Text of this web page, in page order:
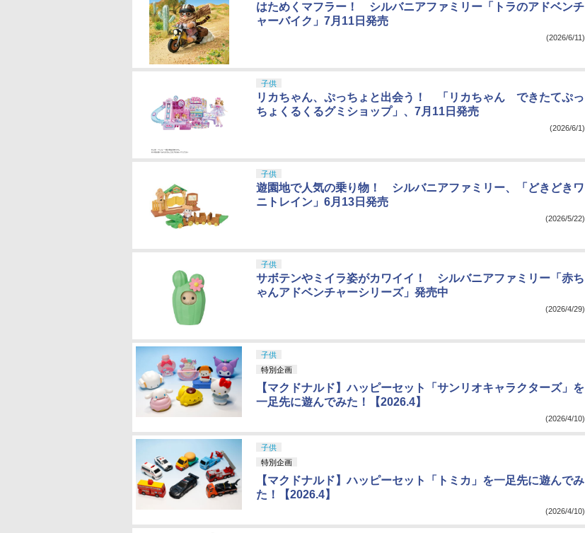
はためくマフラー！ シルバニアファミリー「トラのアドベンチ
ャーバイク」7月11日発売
(2026/6/11)
子供
リカちゃん、ぷっちょと出会う！ 「リカちゃん できたてぷっ
ちょくるくるグミショップ」、7月11日発売
(2026/6/1)
子供
遊園地で人気の乗り物！ シルバニアファミリー、「どきどきワ
ニトレイン」6月13日発売
(2026/5/22)
子供
サボテンやミイラ姿がカワイイ！ シルバニアファミリー「赤ち
ゃんアドベンチャーシリーズ」発売中
(2026/4/29)
子供
特別企画
【マクドナルド】ハッピーセット「サンリオキャラクターズ」を
一足先に遊んでみた！【2026.4】
(2026/4/10)
子供
特別企画
【マクドナルド】ハッピーセット「トミカ」を一足先に遊んでみ
た！【2026.4】
(2026/4/10)